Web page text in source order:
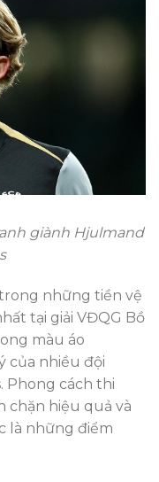
giành Hjulmand
những tiền vệ
tại giải VĐQG Bồ
màu áo
của nhiều đội
Phong cách thi
chặn hiệu quả và
là những điểm